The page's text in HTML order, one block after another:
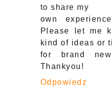
to share my
own
Please let me
kind of ideas or
for brand
Thankyou!
Odpowiedz